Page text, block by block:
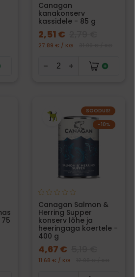
Canagan
kanakonserv
kassidele - 85 g
2,51 €
27.89 € / KG
SOODUS!
−10%
Canagan Salmon &
Herring Supper
konserv lõhe ja
heeringaga koertele -
400 g
4,67 €
11.68 € / KG